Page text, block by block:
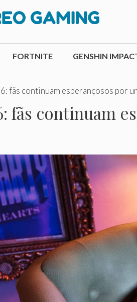
FORTNITE GENSHIN
6: fãs continuam esperançosos por
fãs continuam